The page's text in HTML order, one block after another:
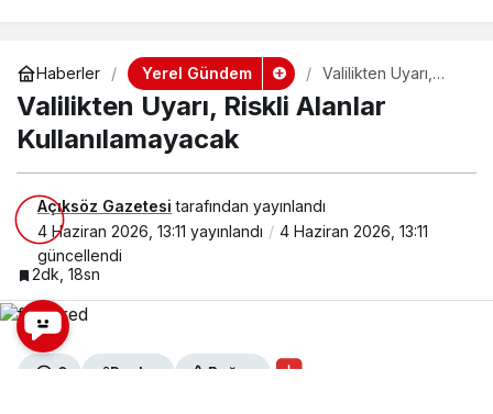
Haberler Yerel Gündem
Valilikten Uyarı,
Kullanılamayacak
Valilikten Uyarı, Riskli Alanlar
Kullanılamayacak
Açıksöz Gazetesi tarafından yayınlandı
4 Haziran 2026, 13:11 yayınlandı
4 Haziran 2026, 13:11
güncellendi
2dk, 18sn
0 Paylaş Beğen